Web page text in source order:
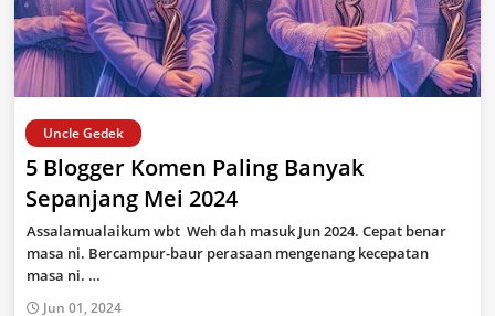
Uncle Gedek
5 Blogger Komen Paling Banyak
Sepanjang Mei 2024
Assalamualaikum wbt Weh dah masuk Jun 2024. Cepat benar
masa ni. Bercampur-baur perasaan mengenang kecepatan
masa ni. …
Jun 01, 2024